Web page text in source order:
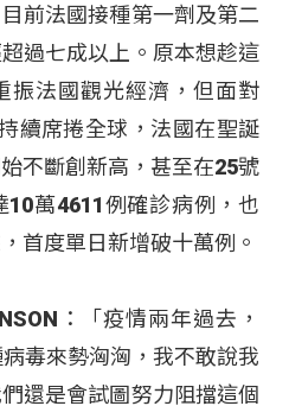
前法國接種第一劑及第二
過七成以上。原本想趁這
振法國觀光經濟，但面對
續席捲全球，法國在聖誕
不斷創新高，甚至在25號
萬4611例確診病例，也
首度單日新增破十萬例。
：「疫情兩年過去，
毒來勢洶洶，我不敢說我
還是會試圖努力阻擋這個